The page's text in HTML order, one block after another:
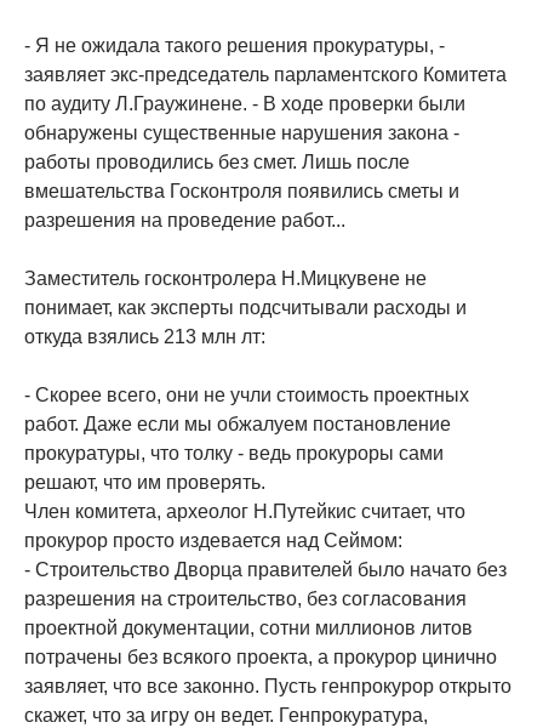
- Я не ожидала такого решения прокуратуры, -
заявляет экс-председатель парламентского Комитета
по аудиту Л.Граужинене. - В ходе проверки были
обнаружены существенные нарушения закона -
работы проводились без смет. Лишь после
вмешательства Госконтроля появились сметы и
разрешения на проведение работ...
Заместитель госконтролера Н.Мицкувене не
понимает, как эксперты подсчитывали расходы и
откуда взялись 213 млн лт:
- Скорее всего, они не учли стоимость проектных
работ. Даже если мы обжалуем постановление
прокуратуры, что толку - ведь прокуроры сами
решают, что им проверять.
Член комитета, археолог Н.Путейкис считает, что
прокурор просто издевается над Сеймом:
- Строительство Дворца правителей было начато без
разрешения на строительство, без согласования
проектной документации, сотни миллионов литов
потрачены без всякого проекта, а прокурор цинично
заявляет, что все законно. Пусть генпрокурор открыто
скажет, что за игру он ведет. Генпрокуратура,